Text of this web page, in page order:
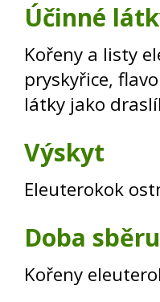
Účinné
Kořeny a listy
pryskyřice,
látky jako
Výskyt
Eleuterokok
Doba sběru
Kořeny